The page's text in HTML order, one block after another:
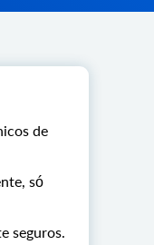
de
só
seguros.